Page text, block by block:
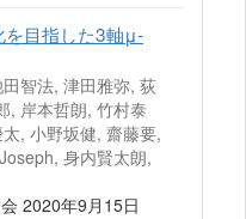
を目指した3軸μ-
智法, 津田雅弥, 荻
, 岸本哲朗, 竹村泰
, 小野坂健, 齋藤要,
身内賢太朗,
2020年9月15日